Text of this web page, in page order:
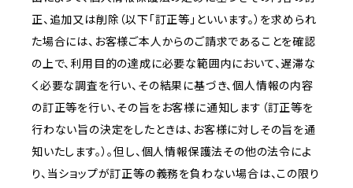
正、追加又は削除（以下「訂正等」といいます。）を求められ
た場合には、お客様ご本人からのご請求であることを確認
の上で、利用目的の達成に必要な範囲内において、遅滞な
く必要な調査を行い、その結果に基づき、個人情報の内容
の訂正等を行い、その旨をお客様に通知します（訂正等を
行わない旨の決定をしたときは、お客様に対しその旨を通
知いたします。）。但し、個人情報保護法その他の法令によ
り、当ショップが訂正等の義務を負わない場合は、この限り